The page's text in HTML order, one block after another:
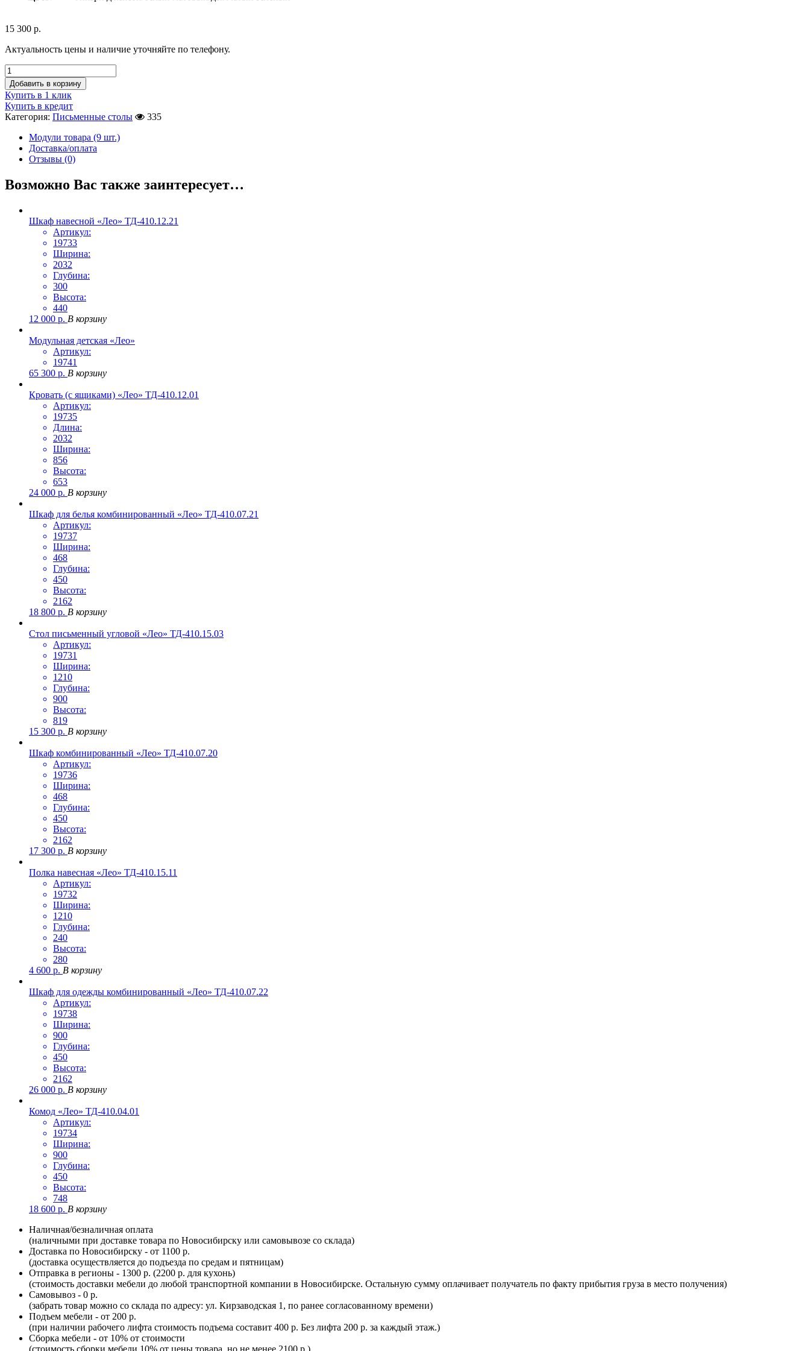
15 300 р.
Актуальность цены и наличие уточняйте по телефону.
Добавить в корзину
Купить в 1 клик
Купить в кредит
Категория: Письменные столы
335
Модули товара (9 шт.)
Доставка/оплата
Отзывы (0)
Возможно Вас также заинтересует…
Шкаф навесной «Лео» ТД-410.12.21
Артикул:
19733
Ширина:
2032
Глубина:
300
Высота:
440
12 000 р. В корзину
Модульная детская «Лео»
Артикул:
19741
65 300 р. В корзину
Кровать (с ящиками) «Лео» ТД-410.12.01
Артикул:
19735
Длина:
2032
Ширина:
856
Высота:
653
24 000 р. В корзину
Шкаф для белья комбинированный «Лео» ТД-410.07.21
Артикул:
19737
Ширина:
468
Глубина:
450
Высота:
2162
18 800 р. В корзину
Стол письменный угловой «Лео» ТД-410.15.03
Артикул:
19731
Ширина:
1210
Глубина:
900
Высота:
819
15 300 р. В корзину
Шкаф комбинированный «Лео» ТД-410.07.20
Артикул:
19736
Ширина:
468
Глубина:
450
Высота:
2162
17 300 р. В корзину
Полка навесная «Лео» ТД-410.15.11
Артикул:
19732
Ширина:
1210
Глубина:
240
Высота:
280
4 600 р. В корзину
Шкаф для одежды комбинированный «Лео» ТД-410.07.22
Артикул:
19738
Ширина:
900
Глубина:
450
Высота:
2162
26 000 р. В корзину
Комод «Лео» ТД-410.04.01
Артикул:
19734
Ширина:
900
Глубина:
450
Высота:
748
18 600 р. В корзину
Наличная/безналичная оплата
(наличными при доставке товара по Новосибирску или самовывозе со склада)
Доставка по Новосибирску - от 1100 р.
(доставка осуществляется до подъезда по средам и пятницам)
Отправка в регионы - 1300 р. (2200 р. для кухонь)
(стоимость доставки мебели до любой транспортной компании в Новосибирске. Остальную сумму оплачивает получатель по факту прибытия груза в место получения)
Самовывоз - 0 р.
(забрать товар можно со склада по адресу: ул. Кирзаводская 1, по ранее согласованному времени)
Подъем мебели - от 200 р.
(при наличии рабочего лифта стоимость подъема составит 400 р. Без лифта 200 р. за каждый этаж.)
Сборка мебели - от 10% от стоимости
(стоимость сборки мебели 10% от цены товара, но не менее 2100 р.)